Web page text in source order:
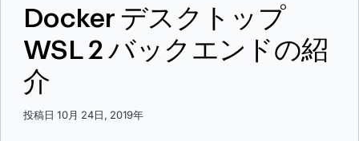
サポート
索
Docker デスクトップ
WSL 2 バックエンドの紹
介
投稿日 10月 24日, 2019年